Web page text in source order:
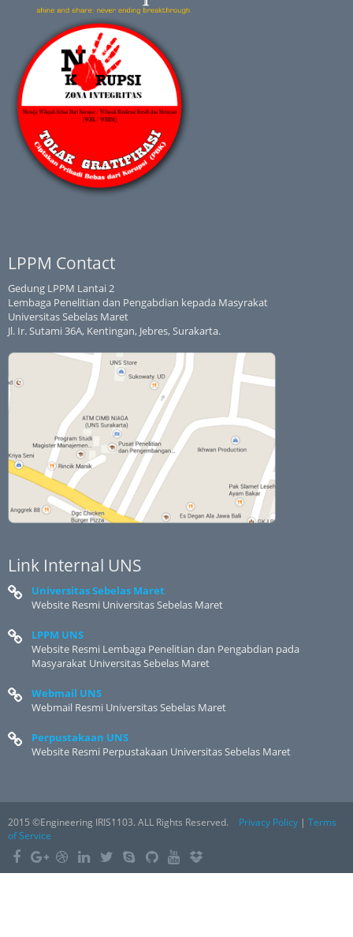
LPPM Contact
Gedung LPPM Lantai 2
Lembaga Penelitian dan Pengabdian kepada Masyrakat
Universitas Sebelas Maret
Jl. Ir. Sutami 36A, Kentingan, Jebres, Surakarta.
Link Internal UNS
Universitas Sebelas Maret
Website Resmi Universitas Sebelas Maret
LPPM UNS
Website Resmi Lembaga Penelitian dan Pengabdian pada
Masyarakat Universitas Sebelas Maret
Webmail UNS
Webmail Resmi Universitas Sebelas Maret
Perpustakaan UNS
Website Resmi Perpustakaan Universitas Sebelas Maret
2015 ©Engineering IRIS1103. ALL Rights Reserved. Privacy Policy | Terms
of Service